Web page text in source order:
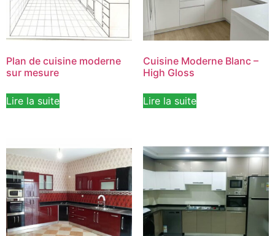
Plan de cuisine moderne
sur mesure
Lire la suite
Cuisine Moderne Blanc –
High Gloss
Lire la suite